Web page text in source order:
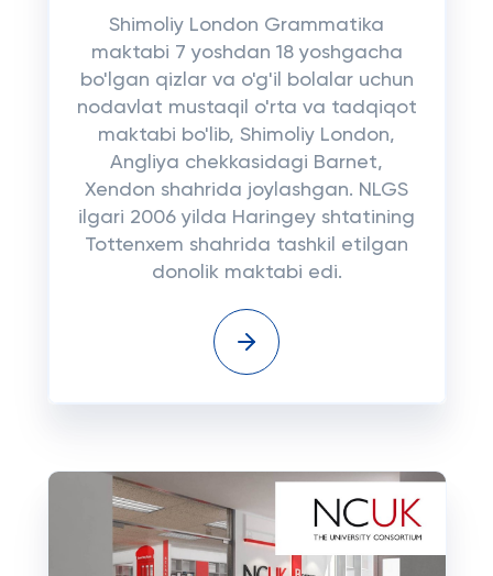
Shimoliy London Grammatika
maktabi 7 yoshdan 18 yoshgacha
bo'lgan qizlar va o'g'il bolalar uchun
nodavlat mustaqil o'rta va tadqiqot
maktabi bo'lib, Shimoliy London,
Angliya chekkasidagi Barnet,
Xendon shahrida joylashgan. NLGS
ilgari 2006 yilda Haringey shtatining
Tottenxem shahrida tashkil etilgan
donolik maktabi edi.